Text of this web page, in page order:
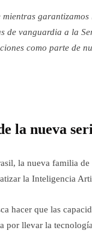
mientras
de vanguardia a la
como parte de
la nueva
la nueva familia
la Inteligencia
hacer que las
por llevar la